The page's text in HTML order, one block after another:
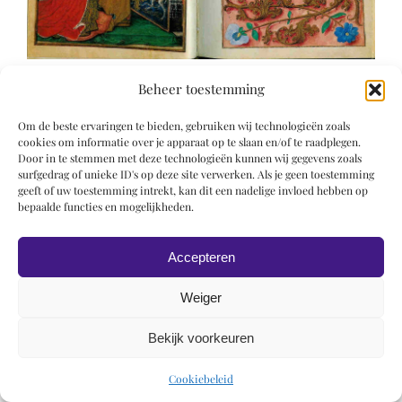
Beheer toestemming
Om de beste ervaringen te bieden, gebruiken wij technologieën zoals
cookies om informatie over je apparaat op te slaan en/of te raadplegen.
Door in te stemmen met deze technologieën kunnen wij gegevens zoals
surfgedrag of unieke ID's op deze site verwerken. Als je geen toestemming
geeft of uw toestemming intrekt, kan dit een nadelige invloed hebben op
bepaalde functies en mogelijkheden.
Accepteren
Weiger
Bekijk voorkeuren
Cookiebeleid
© 2019 Roel Wiechers | Powered byROCK Design